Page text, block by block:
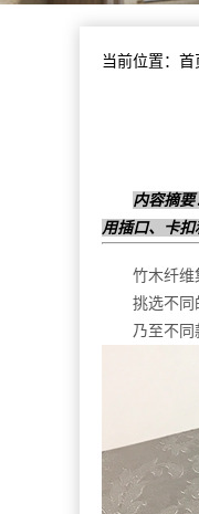
当前位置： 首
内容摘
用插口、卡扣
竹木纤维
挑选不同
乃至不同